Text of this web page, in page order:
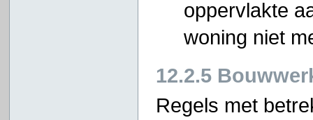
oppervlakte
woning niet
12.2.5
Regels met